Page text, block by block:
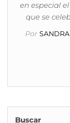
en especial
que se
Por
Buscar